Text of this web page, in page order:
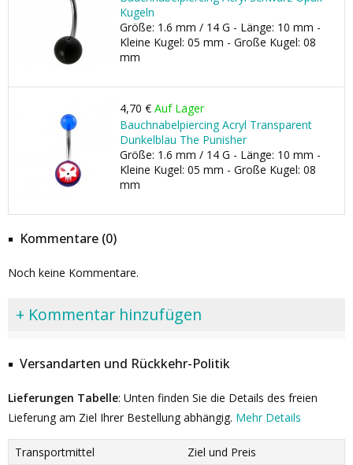
Kugeln
Größe: 1.6 mm / 14 G - Länge: 10 mm -
Kleine Kugel: 05 mm - Große Kugel: 08
mm
4,70 € Auf Lager
Bauchnabelpiercing Acryl Transparent
Dunkelblau The Punisher
Größe: 1.6 mm / 14 G - Länge: 10 mm -
Kleine Kugel: 05 mm - Große Kugel: 08
mm
Kommentare (0)
Noch keine Kommentare.
+ Kommentar hinzufügen
Versandarten und Rückkehr-Politik
Lieferungen Tabelle: Unten finden Sie die Details des freien
Lieferung am Ziel Ihrer Bestellung abhängig. Mehr Details
Transportmittel
Ziel und Preis